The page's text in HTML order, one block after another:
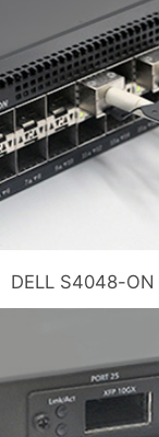
DELL S4048-ON